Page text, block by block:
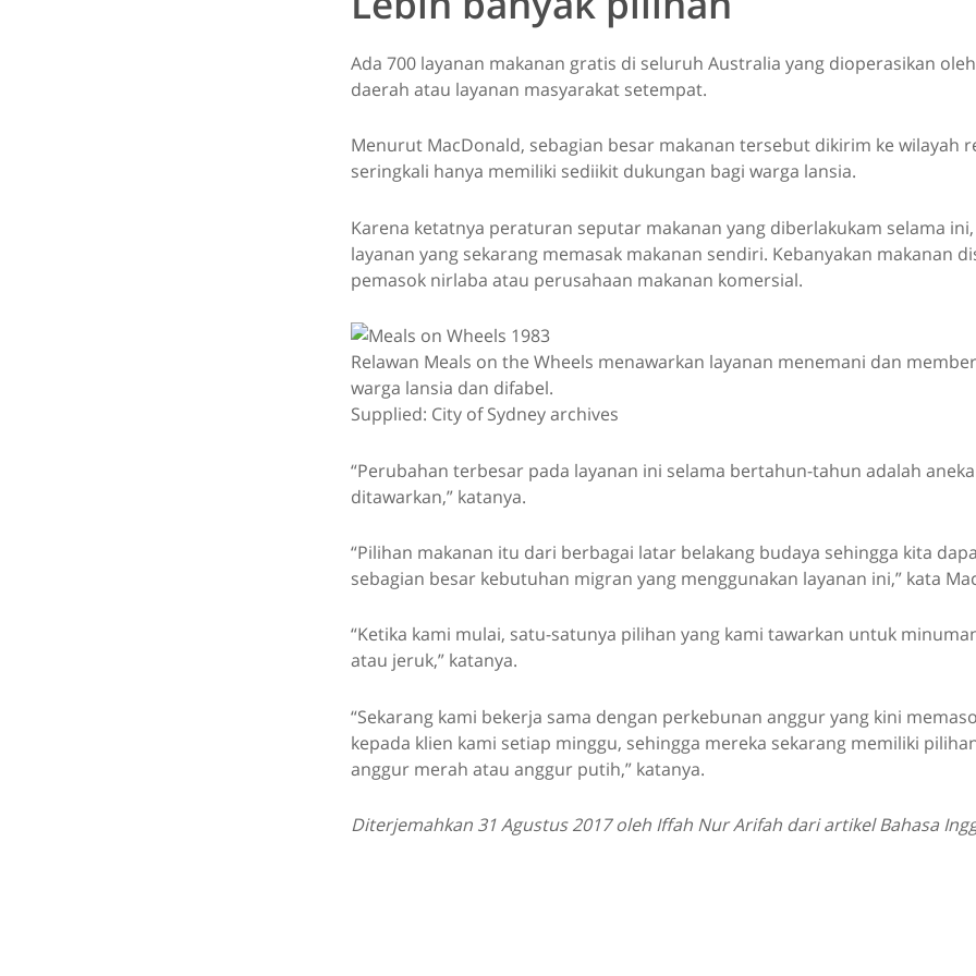
Ada 700 layanan makanan gratis di seluruh Australia yang dioperasikan
daerah atau layanan masyarakat setempat.
Menurut MacDonald, sebagian besar makanan tersebut dikirim ke wilayah
seringkali hanya memiliki sediikit dukungan bagi warga lansia.
Karena ketatnya peraturan seputar makanan yang diberlakukam selama
layanan yang sekarang memasak makanan sendiri. Kebanyakan makanan
pemasok nirlaba atau perusahaan makanan komersial.
Relawan Meals on the Wheels menawarkan layanan menemani dan
warga lansia dan difabel.
Supplied: City of Sydney archives
“Perubahan terbesar pada layanan ini selama bertahun-tahun adalah
ditawarkan,” katanya.
“Pilihan makanan itu dari berbagai latar belakang budaya sehingga kita
sebagian besar kebutuhan migran yang menggunakan layanan ini,” kata
“Ketika kami mulai, satu-satunya pilihan yang kami tawarkan untuk
atau jeruk,” katanya.
“Sekarang kami bekerja sama dengan perkebunan anggur yang kini
kepada klien kami setiap minggu, sehingga mereka sekarang memiliki
anggur merah atau anggur putih,” katanya.
Diterjemahkan 31 Agustus 2017 oleh Iffah Nur Arifah dari artikel Bahasa